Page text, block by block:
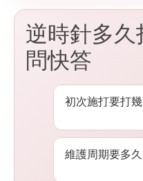
逆時針多久
問快答
初次施打要打
建議為兩次
隔，讓皮膚有
維護周期要多